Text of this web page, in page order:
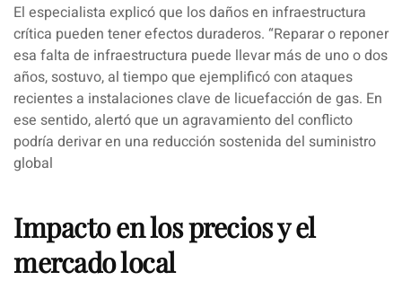
El especialista explicó que los daños en infraestructura
crítica pueden tener efectos duraderos. “Reparar o reponer
esa falta de infraestructura puede llevar más de uno o dos
años, sostuvo, al tiempo que ejemplificó con ataques
recientes a instalaciones clave de licuefacción de gas. En
ese sentido, alertó que un agravamiento del conflicto
podría derivar en una reducción sostenida del suministro
global
Impacto en los precios y el
mercado local